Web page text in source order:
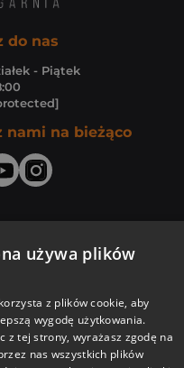
do nas
- Piątek
nami na bieżąco
nas
używa plików
z plików cookie, aby
wygodę użytkowania.
z tej strony, wyrażasz zgodę na
nas wszystkich plików